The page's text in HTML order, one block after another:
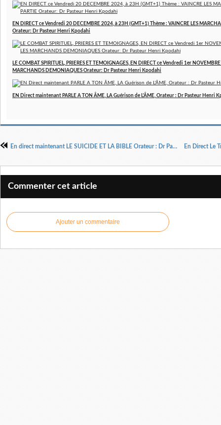
EN DIRECT ce Vendredi 20 DECEMBRE 2024, à 23H (GMT+1) Thème : VAINCRE LES
Orateur: Dr Pasteur Henri Kpodahi
LE COMBAT SPIRITUEL, PRIERES ET TEMOIGNAGES, EN DIRECT ce Vendredi 1er
MARCHANDS DEMONIAQUES Orateur: Dr Pasteur Henri Kpodahi
EN Direct maintenant PARLE A TON ÂME, LA Guérison de L'ÂME, Orateur : Dr Pasteur Henri
En direct maintenant LE SUICIDE ET LA BIBLE Orateur : Dr Pasteur Henri kpodahi
Commenter cet article
Ajouter un commentaire